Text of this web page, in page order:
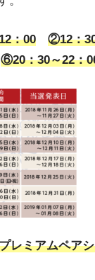
：00
②12：
⑥20：30～22：
レミアムペア